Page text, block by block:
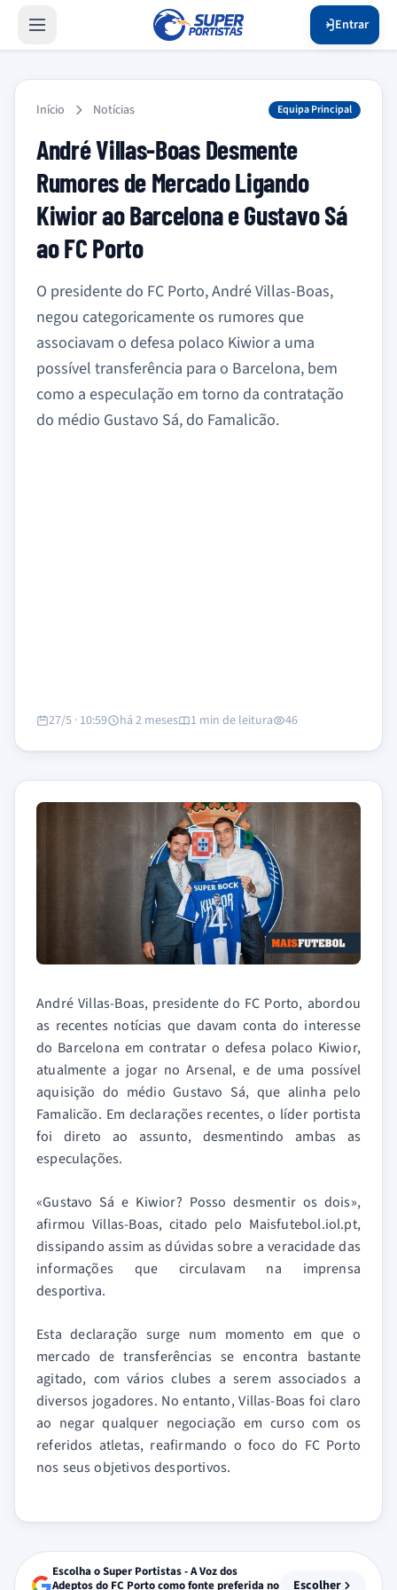
Entrar
Início Notícias Equipa Principal
André Villas-Boas Desmente
Rumores de Mercado Ligando
Kiwior ao Barcelona e Gustavo Sá
ao FC Porto
O presidente do FC Porto, André Villas-Boas,
negou categoricamente os rumores que
associavam o defesa polaco Kiwior a uma
possível transferência para o Barcelona, bem
como a especulação em torno da contratação
do médio Gustavo Sá, do Famalicão.
27/5 · 10:59 há 2 meses 1 min de leitura 46
André Villas-Boas, presidente do FC Porto, abordou
as recentes notícias que davam conta do interesse
do Barcelona em contratar o defesa polaco Kiwior,
atualmente a jogar no Arsenal, e de uma possível
aquisição do médio Gustavo Sá, que alinha pelo
Famalicão. Em declarações recentes, o líder portista
foi direto ao assunto, desmentindo ambas as
especulações.
«Gustavo Sá e Kiwior? Posso desmentir os dois»,
afirmou Villas-Boas, citado pelo Maisfutebol.iol.pt,
dissipando assim as dúvidas sobre a veracidade das
informações que circulavam na imprensa
desportiva.
Esta declaração surge num momento em que o
mercado de transferências se encontra bastante
agitado, com vários clubes a serem associados a
diversos jogadores. No entanto, Villas-Boas foi claro
ao negar qualquer negociação em curso com os
referidos atletas, reafirmando o foco do FC Porto
nos seus objetivos desportivos.
Escolha o Super Portistas - A Voz dos
Adeptos do FC Porto como fonte preferida no
Escolher